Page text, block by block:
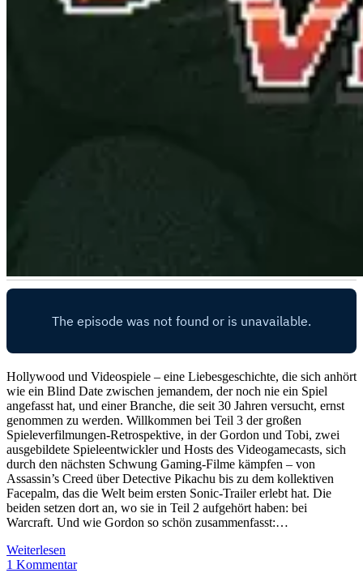
Hollywood und Videospiele – eine Liebesgeschichte, die sich anhört
wie ein Blind Date zwischen jemandem, der noch nie ein Spiel
angefasst hat, und einer Branche, die seit 30 Jahren versucht, ernst
genommen zu werden. Willkommen bei Teil 3 der großen
Spieleverfilmungen-Retrospektive, in der Gordon und Tobi, zwei
ausgebildete Spieleentwickler und Hosts des Videogamecasts, sich
durch den nächsten Schwung Gaming-Filme kämpfen – von
Assassin’s Creed über Detective Pikachu bis zu dem kollektiven
Facepalm, das die Welt beim ersten Sonic-Trailer erlebt hat. Die
beiden setzen dort an, wo sie in Teil 2 aufgehört haben: bei
Warcraft. Und wie Gordon so schön zusammenfasst:…
Weiterlesen
Teil
1 Kommentar